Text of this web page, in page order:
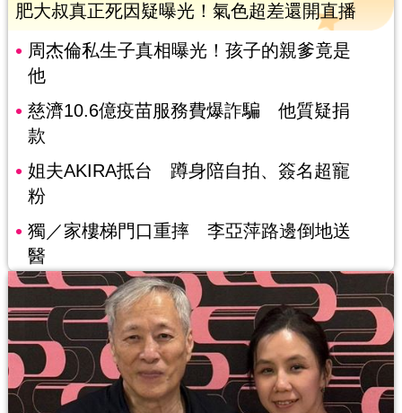
肥大叔真正死因疑曝光！氣色超差還開直播
周杰倫私生子真相曝光！孩子的親爹竟是
他
慈濟10.6億疫苗服務費爆詐騙 他質疑捐
款
姐夫AKIRA抵台 蹲身陪自拍、簽名超寵
粉
獨／家樓梯門口重摔 李亞萍路邊倒地送
醫